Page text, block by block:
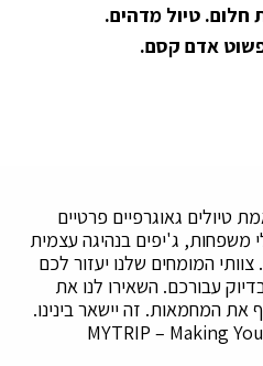
טיול מדהים.
פשוט אדם קסם.
טיולים גאוגרפיים פרטיים
משפחות, ג'יפים בנהיגה עצמית
המומחים שלנו יעזור לכם
עבורכם. השאירו לנו את
המחמאות. זה יישאר בינינו.
MYTRIP – Making